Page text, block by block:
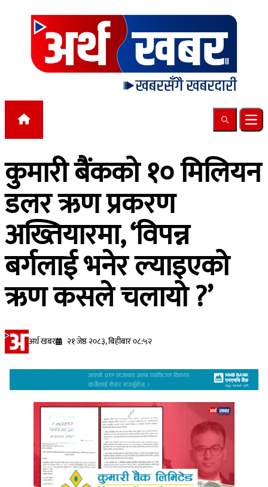
Skip to content
Search
कुमारी बैंकको १० मिलियन
डलर ऋण प्रकरण
अख्तियारमा, ‘विपन्न
बर्गलाई भनेर ल्याइएको
ऋण कसले चलायो ?’
अर्थ खबर २१ जेष्ठ २०८३, बिहीबार ०८:५२